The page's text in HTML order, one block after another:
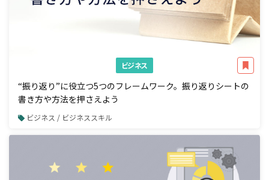
ビジネス
“振り返り”に役立つ5つのフレームワーク。振り返りシートの
書き方や方法を押さえよう
ビジネス / ビジネススキル